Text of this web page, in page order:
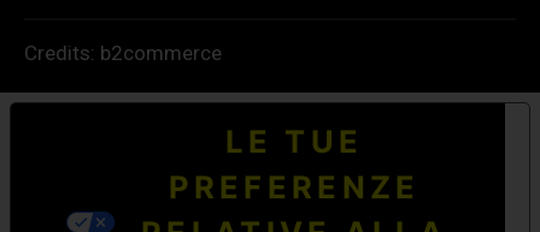
Credits: b2commerce
LE TUE
PREFERENZE